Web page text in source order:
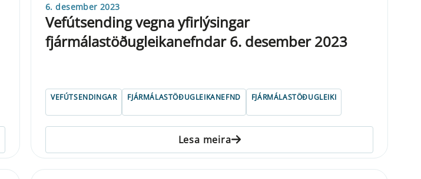
6. desember 2023
Vefútsending vegna yfirlýsingar
fjármálastöðugleikanefndar 6. desember 2023
VEFÚTSENDINGAR FJÁRMÁLASTÖÐUGLEIKANEFND FJÁRMÁLASTÖÐUGLEIKI
Lesa meira